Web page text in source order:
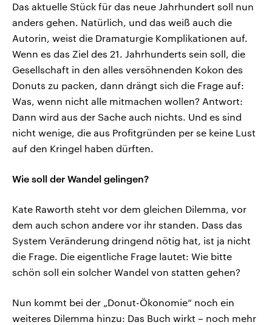
Das aktuelle Stück für das neue Jahrhundert soll nun
anders gehen. Natürlich, und das weiß auch die
Autorin, weist die Dramaturgie Komplikationen auf.
Wenn es das Ziel des 21. Jahrhunderts sein soll, die
Gesellschaft in den alles versöhnenden Kokon des
Donuts zu packen, dann drängt sich die Frage auf:
Was, wenn nicht alle mitmachen wollen? Antwort:
Dann wird aus der Sache auch nichts. Und es sind
nicht wenige, die aus Profitgründen per se keine Lust
auf den Kringel haben dürften.
Wie soll der Wandel gelingen?
Kate Raworth steht vor dem gleichen Dilemma, vor
dem auch schon andere vor ihr standen. Dass das
System Veränderung dringend nötig hat, ist ja nicht
die Frage. Die eigentliche Frage lautet: Wie bitte
schön soll ein solcher Wandel von statten gehen?
Nun kommt bei der „Donut-Ökonomie“ noch ein
weiteres Dilemma hinzu: Das Buch wirkt – noch mehr